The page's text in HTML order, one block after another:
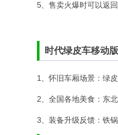
5、售卖火爆时可以返
时代绿皮车移动
1、怀旧车厢场景：绿
2、全国各地美食：东
3、装备升级反馈：铁